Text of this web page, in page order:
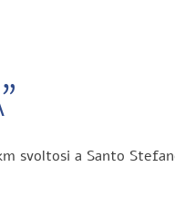
svoltosi a Santo